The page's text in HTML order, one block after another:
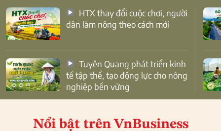
dân làm nông theo cách mới
tế tập thể, tạo động lực cho nông
nghiệp bền vững
Nổi bật trên VnBusiness